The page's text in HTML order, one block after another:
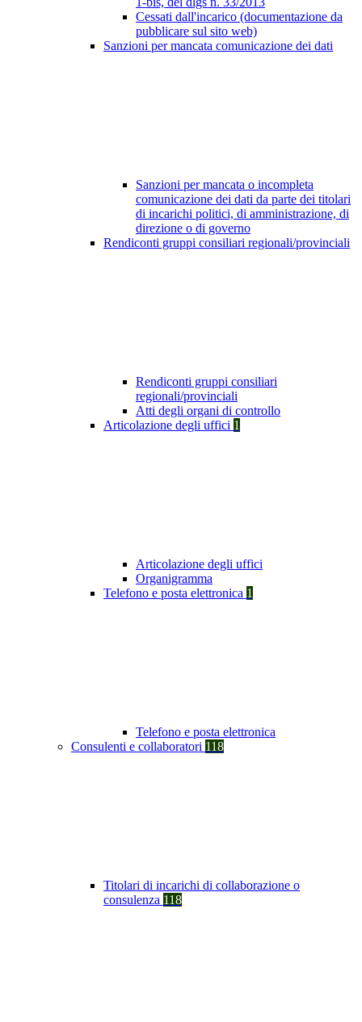
Cessati dall'incarico (documentazione da
pubblicare sul sito web)
Sanzioni per mancata comunicazione dei dati
Sanzioni per mancata o incompleta
comunicazione dei dati da parte dei titolari
di incarichi politici, di amministrazione, di
direzione o di governo
Rendiconti gruppi consiliari regionali/provinciali
Rendiconti gruppi consiliari
regionali/provinciali
Atti degli organi di controllo
Articolazione degli uffici 1
Articolazione degli uffici
Organigramma
Telefono e posta elettronica 1
Telefono e posta elettronica
Consulenti e collaboratori 118
Titolari di incarichi di collaborazione o
consulenza 118